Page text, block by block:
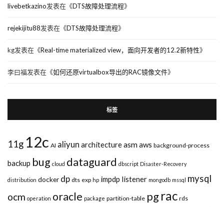
livebetkazino发表在《DTS故障处理流程》
rejekijitu88发表在《DTS故障处理流程》
kg发表在《Real-time materialized view，面向开发者的12.2新特性》
李曰福发表在《如何还原virtualbox导出的RAC镜像文件》
标签
11g 12c AI aliyun architectureasmaws background-process
backup bug cloud dataguard dbscript Disaster-Recovery
distribution docker dp dts exp hp impdp listener mongodb mssql mysql
ocm operation oracle package partition-table pgrac rds